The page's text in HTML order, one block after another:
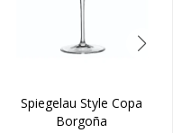
Spiegelau Style Copa
Borgoña